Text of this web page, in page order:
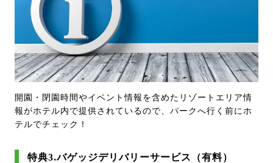
開園・閉園時間やイベント情報を含めたリゾートエリア情
報がホテル内で提供されているので、パークへ行く前にホ
テルでチェック！
特典3.バゲッジデリバリーサービス（有料）